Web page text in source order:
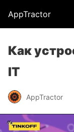
AppTractor
Как
IT
AppTractor